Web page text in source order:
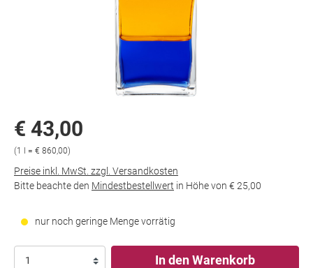
€ 43,00
(1 l = € 860,00)
Preise inkl. MwSt. zzgl. Versandkosten
Bitte beachte den Mindestbestellwert in Höhe von € 25,00
nur noch geringe Menge vorrätig
In den Warenkorb